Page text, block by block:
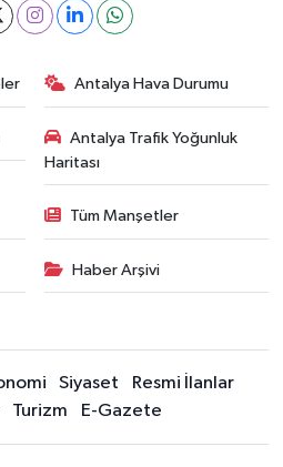
Antalya Hava Durumu
Antalya Trafik Yoğunluk
Haritası
Tüm Manşetler
Haber Arşivi
Siyaset
Resmi İlanlar
Turizm E-Gazete